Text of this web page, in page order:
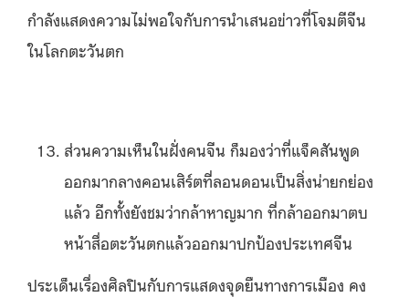
กำลังแสดงความไม่พอใจกับการนำเสนอข่าวที่โจมตีจีน
ในโลกตะวันตก
ส่วนความเห็นในฝั่งคนจีน ก็มองว่าที่แจ็คสันพูด
ออกมากลางคอนเสิร์ตที่ลอนดอนเป็นสิ่งน่ายกย่อง
แล้ว อีกทั้งยังชมว่ากล้าหาญมาก ที่กล้าออกมาตบ
หน้าสื่อตะวันตกแล้วออกมาปกป้องประเทศจีน
ประเด็นเรื่องศิลปินกับการแสดงจุดยืนทางการเมือง คง